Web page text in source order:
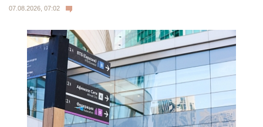
07.08.2026, 07:02